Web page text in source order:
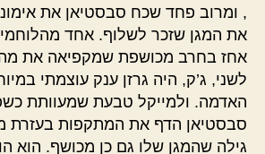
, ומרוב פחד שכח סבסטיאן את
את המגן שזכר לשלוף. אחד
אחז בחרב מכושפת שמקפיאה את
לשני, ג’ק, היה גרזן ענק עוצמתי
האדמה. ולמייקל טבעת שמעוותת
סבסטיאן הדף את המתקפות בעזרת
גילה שהמגן שלו גם כן מכושף. הוא